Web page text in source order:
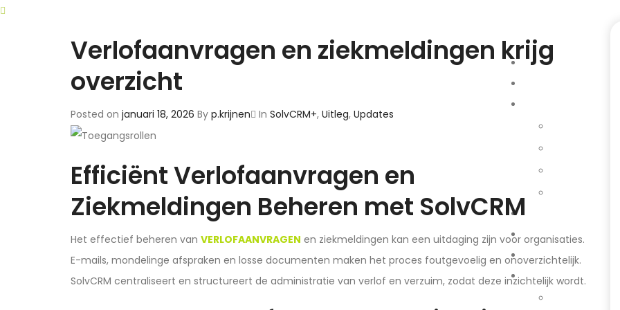
Verlofaanvragen en ziekmeldingen krijg
overzicht
Posted on januari 18, 2026 By p.krijnen In SolvCRM+, Uitleg, Updates
Efficiënt Verlofaanvragen en
Ziekmeldingen Beheren met SolvCRM
Het effectief beheren van VERLOFAANVRAGEN en ziekmeldingen kan een uitdaging zijn voor organisaties.
E-mails, mondelinge afspraken en losse documenten maken het proces foutgevoelig en onoverzichtelijk.
SolvCRM centraliseert en structureert de administratie van verlof en verzuim, zodat deze inzichtelijk wordt.